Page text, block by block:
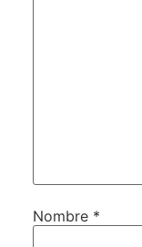
Nombre *